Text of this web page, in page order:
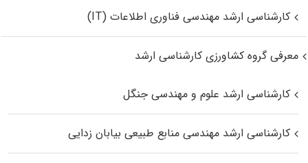
کارشناسی ارشد مهندسی فناوری اطلاعات (IT)
معرفی گروه کشاورزی کارشناسی ارشد
کارشناسی ارشد علوم و مهندسی جنگل
کارشناسی ارشد مهندسی منابع طبیعی بیابان زدایی